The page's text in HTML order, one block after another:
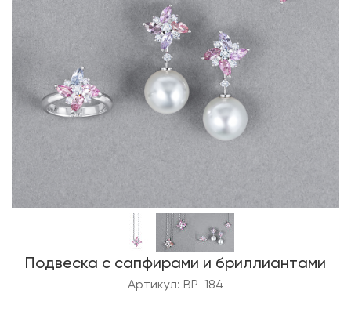
Подвеска с сапфирами и бриллиантами
Артикул: BP-184